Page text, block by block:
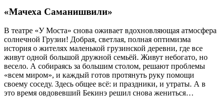
«Мачеха Саманишвили»
В театре «У Моста» снова оживает вдохновляющая атмосфера
солнечной Грузии! Добрая, светлая, полная оптимизма
история о жителях маленькой грузинской деревни, где все
живут одной большой дружной семьёй. Живут небогато, но
весело. А собираясь за большим столом, решают проблемы
«всем миром», и каждый готов протянуть руку помощи
своему соседу. Здесь общее всё: и праздники, и утраты. А в
это время овдовевший Бекинэ решил снова жениться…